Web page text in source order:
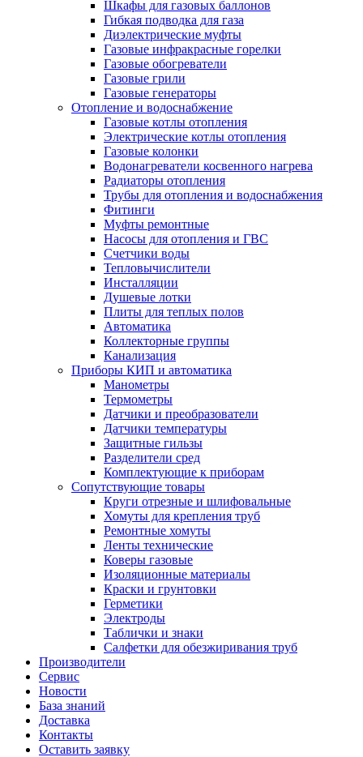
Шкафы для газовых баллонов
Гибкая подводка для газа
Диэлектрические муфты
Газовые инфракрасные горелки
Газовые обогреватели
Газовые грили
Газовые генераторы
Отопление и водоснабжение
Газовые котлы отопления
Электрические котлы отопления
Газовые колонки
Водонагреватели косвенного нагрева
Радиаторы отопления
Трубы для отопления и водоснабжения
Фитинги
Муфты ремонтные
Насосы для отопления и ГВС
Счетчики воды
Тепловычислители
Инсталляции
Душевые лотки
Плиты для теплых полов
Автоматика
Коллекторные группы
Канализация
Приборы КИП и автоматика
Манометры
Термометры
Датчики и преобразователи
Датчики температуры
Защитные гильзы
Разделители сред
Комплектующие к приборам
Сопутствующие товары
Круги отрезные и шлифовальные
Хомуты для крепления труб
Ремонтные хомуты
Ленты технические
Коверы газовые
Изоляционные материалы
Краски и грунтовки
Герметики
Электроды
Таблички и знаки
Салфетки для обезжиривания труб
Производители
Сервис
Новости
База знаний
Доставка
Контакты
Оставить заявку